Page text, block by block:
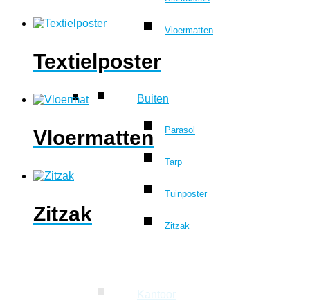
Vloermatten
Buiten
Parasol
Tarp
Tuinposter
Zitzak
Kantoor
Textielposter
Vloermatten
Zitzak